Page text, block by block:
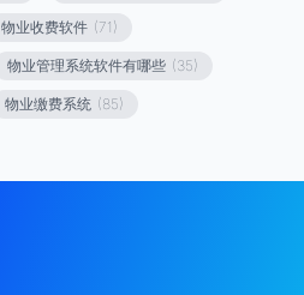
物业收费软件 (71)
物业管理系统软件有哪些 (35)
物业缴费系统 (85)